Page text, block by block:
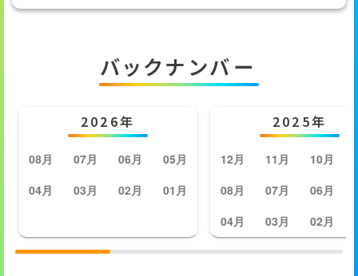
バックナンバー
2026年
08月 07月 06月
05月
04月
03月 02月 01月
2025年
12月 11月 10月
08月
07月 06月
04月
03月 02月